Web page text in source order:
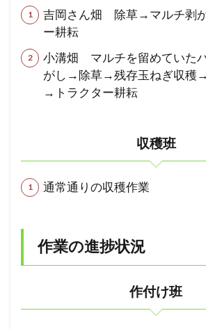
吉岡さん畑 除草→マルチ剥
ー耕耘
小溝畑 マルチを留めていた
がし→除草→残存玉ねぎ収穫
→トラクター耕耘
収穫班
通常通りの収穫作業
作業の進捗状況
作付け班